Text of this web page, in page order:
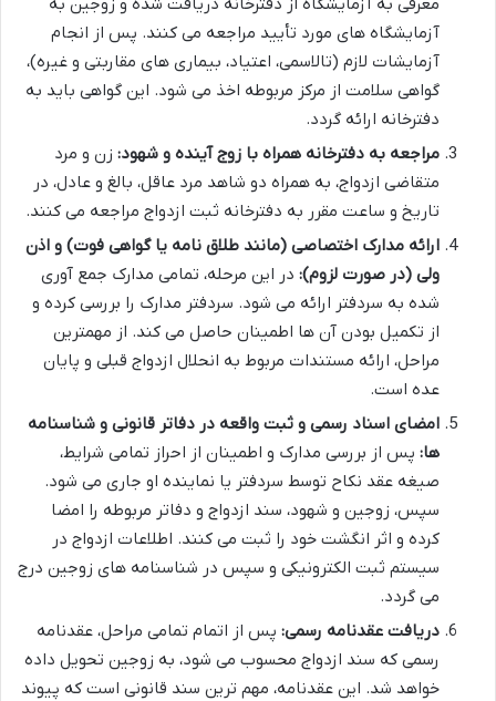
آزمایشگاه های مورد تأیید مراجعه می کنند. پس از انجام
آزمایشات لازم (تالاسمی، اعتیاد، بیماری های مقاربتی و غیره)،
گواهی سلامت از مرکز مربوطه اخذ می شود. این گواهی باید به
دفترخانه ارائه گردد.
مراجعه به دفترخانه همراه با زوج آینده و شهود: زن و مرد
متقاضی ازدواج، به همراه دو شاهد مرد عاقل، بالغ و عادل، در
تاریخ و ساعت مقرر به دفترخانه ثبت ازدواج مراجعه می کنند.
ارائه مدارک اختصاصی (مانند طلاق نامه یا گواهی فوت) و اذن
ولی (در صورت لزوم): در این مرحله، تمامی مدارک جمع آوری
شده به سردفتر ارائه می شود. سردفتر مدارک را بررسی کرده و
از تکمیل بودن آن ها اطمینان حاصل می کند. از مهمترین
مراحل، ارائه مستندات مربوط به انحلال ازدواج قبلی و پایان
عده است.
امضای اسناد رسمی و ثبت واقعه در دفاتر قانونی و شناسنامه
ها: پس از بررسی مدارک و اطمینان از احراز تمامی شرایط،
صیغه عقد نکاح توسط سردفتر یا نماینده او جاری می شود.
سپس، زوجین و شهود، سند ازدواج و دفاتر مربوطه را امضا
کرده و اثر انگشت خود را ثبت می کنند. اطلاعات ازدواج در
سیستم ثبت الکترونیکی و سپس در شناسنامه های زوجین درج
می گردد.
دریافت عقدنامه رسمی: پس از اتمام تمامی مراحل، عقدنامه
رسمی که سند ازدواج محسوب می شود، به زوجین تحویل داده
خواهد شد. این عقدنامه، مهم ترین سند قانونی است که پیوند